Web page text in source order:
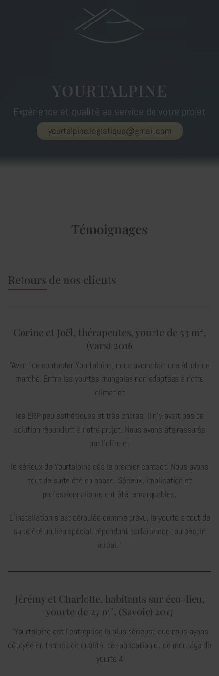
YOURTALPINE
Expérience et qualité au service de votre projet
yourtalpine.logistique@gmail.com
Témoignages
Retours de nos clients
Corine et Joël, thérapeutes, yourte de 53 m²,
(vars) 2016
"Avant de contacter Yourtalpine, nous avons fait une étude de
marché. Entre les yourtes mongoles non adaptées à notre
climat et
les ERP peu esthétiques et très chères, il n’y avait pas de
solution répondant à notre projet. Nous avons été rassurés
par l’offre et
le sérieux de Yourtalpine dès le premier contact. Nous avons
tout de suite été en phase. Sérieux, implication et
professionnalisme ont été remarquables.
L’installation s’est déroulée comme prévu, la yourte a tout de
suite été un lieu spécial, répondant parfaitement au besoin
initial."
Jérémy et Charlotte, habitants sur éco-lieu,
yourte de 27 m², (Savoie) 2017
"Yourtalpine est l’entreprise la plus sérieuse que nous ayons
côtoyée en termes de qualité, de fabrication et de montage de
yourte 4